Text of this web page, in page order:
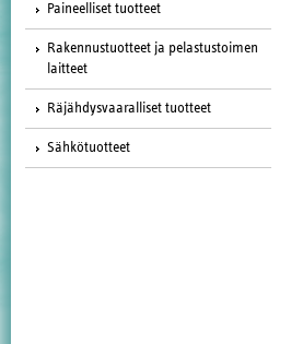
Paineelliset tuotteet
Rakennustuotteet ja pelastustoimen
laitteet
Räjähdysvaaralliset tuotteet
Sähkötuotteet